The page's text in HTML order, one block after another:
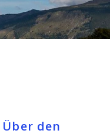
den